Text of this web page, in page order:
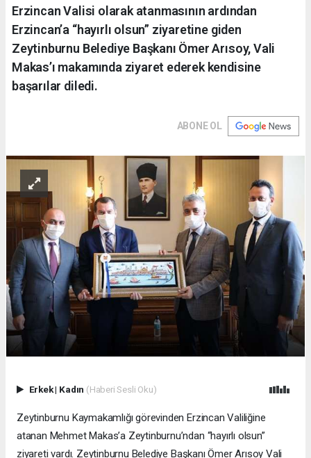
Erzincan Valisi olarak atanmasının ardından
Erzincan’a “hayırlı olsun” ziyaretine giden
Zeytinburnu Belediye Başkanı Ömer Arısoy, Vali
Makas’ı makamında ziyaret ederek kendisine
başarılar diledi.
ABONE OL
Erkek| Kadın (Haberi Sesli Oku)
Zeytinburnu Kaymakamlığı görevinden Erzincan Valiliğine
atanan Mehmet Makas’a Zeytinburnu’ndan “hayırlı olsun”
ziyareti vardı. Zeytinburnu Belediye Başkanı Ömer Arısoy Vali